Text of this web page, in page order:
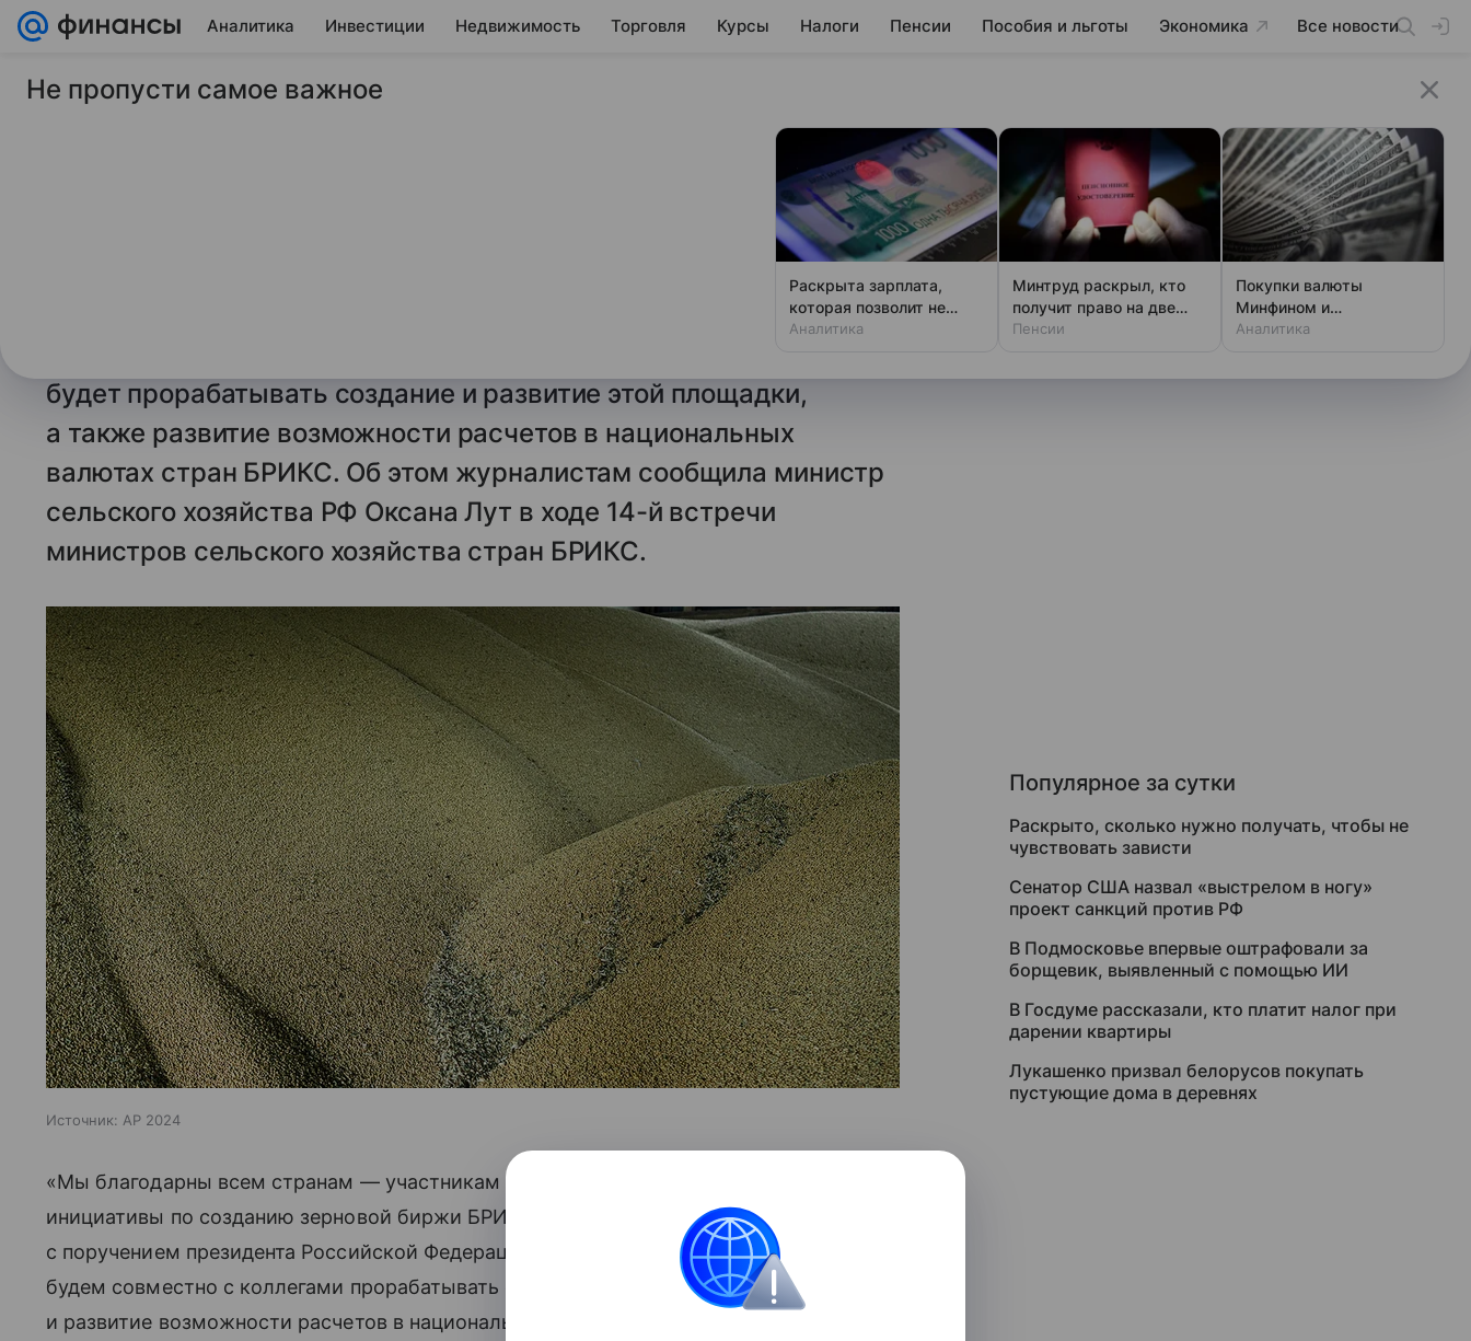
Аналитика Инвестиции Недвижимость Торговля Курсы Налоги Пенсии Пособия и льготы Экономика Все новости
28 июня 2024 ТАСС
инициативу РФ по созданию зерновой
будет прорабатывать создание и развитие этой площадки,
а также развитие возможности расчетов в национальных
валютах стран БРИКС. Об этом журналистам сообщила министр
сельского хозяйства РФ Оксана Лут в ходе 14-й встречи
министров сельского хозяйства стран БРИКС.
Источник: AP 2024
«Мы благодарны всем странам — участникам БРИКС за поддержку российской
инициативы по созданию зерновой биржи БРИКС. И теперь в соответствии
с поручением президента Российской Федерации Владимира Владимировича Путина
будем совместно с коллегами прорабатывать создание и развитие этой площадки
и развитие возможности расчетов в национальных
Популярное за сутки
Раскрыто, сколько нужно получать, чтобы не
чувствовать зависти
Сенатор США назвал «выстрелом в ногу»
проект санкций против РФ
В Подмосковье впервые оштрафовали за
борщевик, выявленный с помощью ИИ
В Госдуме рассказали, кто платит налог при
дарении квартиры
Лукашенко призвал белорусов покупать
пустующие дома в деревнях
Не пропусти самое важное
Раскрыта зарплата,
которая позволит не
чувствовать зависти
Аналитика
Минтруд раскрыл, кто
получит право на две
пенсии
Пенсии
Покупки валюты
Минфином и
спекулянтами разогнали
Аналитика